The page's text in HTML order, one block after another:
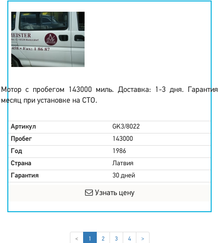
Мотор с пробегом 143000 миль. Доставка: 1-3 дня. Гарантия
месяц при установке на СТО.
Артикул
GK3/8022
Пробег
143000
Год
1986
Страна
Латвия
Гарантия
30 дней
Узнать цену
< 1 (current)
2 3 4 >